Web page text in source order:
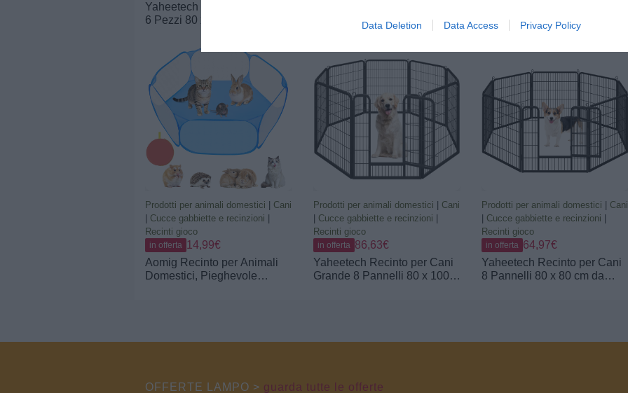
Data Deletion Data Access Privacy Policy
Yaheetech Recinto per Cani
6 Pezzi 80 x 60 cm Cuccioli
Giardino Rete Recinzione in
Ferro Metallo Nero |
Recinzione in Rete Metallica,
Cuccioli Gatti Conigli Animali
Domestici, Interno Esterno
Giardino Casa, Salvaspazio
Grande 6 Pannelli 68 x 100
cm Conigli Animali Cuccioli
Giardino in Ferro Recinzione
Rete Metallica Pieghevole e
Portatile Nero | Recinzione in
Rete Metallica, Cuccioli Gatti
Conigli Animali Domestici,
Interno Esterno Giardino
Casa, Salvaspazio
Grande 8 Pannelli 71 x 120
cm Conigli Animali Cuccioli
Metallica
Prodotti per animali domestici
Cani
Cucce gabbiette e recinzioni
Recinti gioco
in offerta 14,99€
Aomig Recinto per Animali
Domestici, Pieghevole
Conigli, Criceti, Gatti,
Prodotti per animali domestici
Cani
Cucce gabbiette e recinzioni
Recinti gioco
in offerta 86,63€
Yaheetech Recinto per Cani
Grande 8 Pannelli 80 x 100
Portatile Nero
Prodotti per animali domestici
Cani
Cucce gabbiette e recinzioni
Recinti gioco
in offerta 64,97€
Yaheetech Recinto per Cani
8 Pannelli 80 x 80 cm da
Ferro Pieghevole Portatile
OFFERTE LAMPO > guarda tutte le offerte